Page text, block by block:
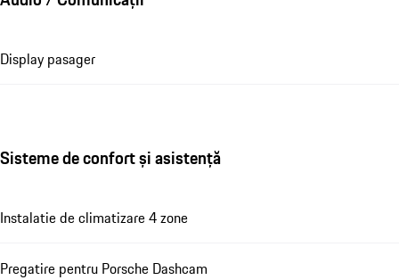
Display pasager
Sisteme de confort și asistență
Instalatie de climatizare 4 zone
Pregatire pentru Porsche Dashcam